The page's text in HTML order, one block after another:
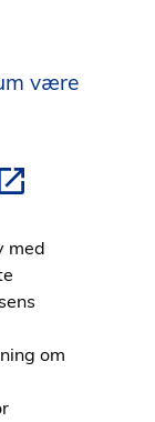
være
med
om